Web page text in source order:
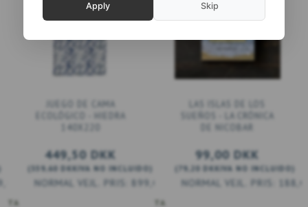
DKK
JUEGO DE CAMA
ECOLÓGICO - HIEDRA
140X220
449,50 DKK
359,60 DKKIVA NO INCLUIDO)
899,00 DKK
LAS ISLAS DE LOS
SUEÑOS - LA CRÓNICA
DE NICOBAR
99,00 DKK
79,20 DKKIVA NO INCLUIDO)
AÑADIR A LA CESTA
Apply Skip